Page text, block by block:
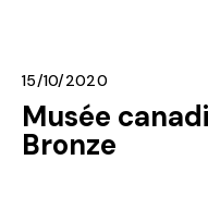
15/10/2020
Musée
Bronze